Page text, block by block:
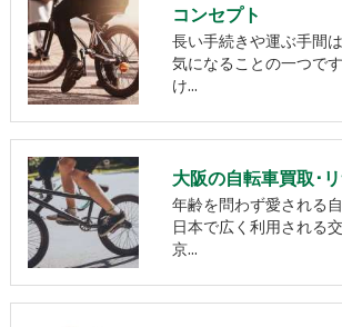
コンセプト
長い手続きや運ぶ手間
気になることの一つで
け…
年齢を問わず愛される
日本で広く利用される
京…